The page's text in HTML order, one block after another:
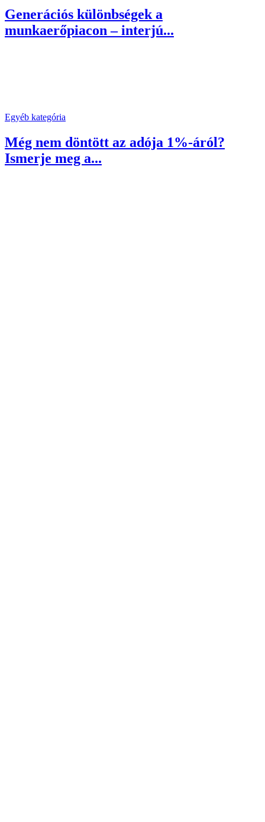
Generációs különbségek a
munkaerőpiacon – interjú...
Egyéb kategória
Még nem döntött az adója 1%-áról?
Ismerje meg a...